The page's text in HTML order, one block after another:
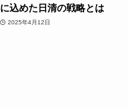
に込めた日清の戦略とは
2025年4月12日